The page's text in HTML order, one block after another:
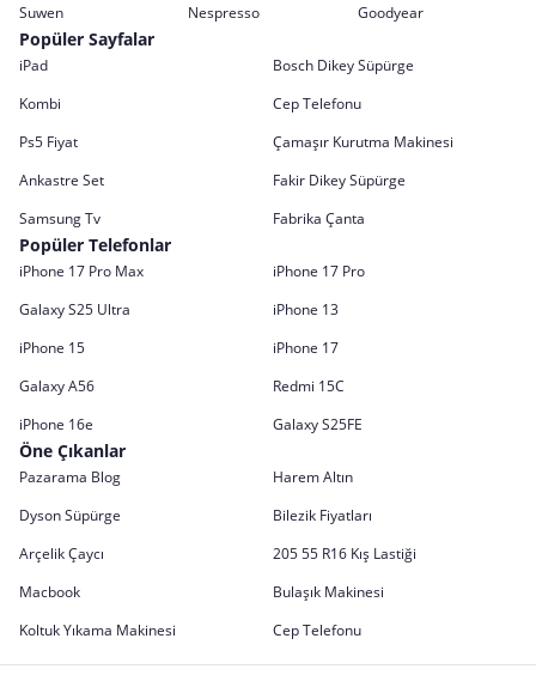
Suwen
Nespresso Goodyear
Popüler Sayfalar
iPad
Bosch Dikey Süpürge
Kombi
Cep Telefonu
Ps5 Fiyat
Çamaşır Kurutma Makinesi
Ankastre Set
Fakir Dikey Süpürge
Samsung Tv
Fabrika Çanta
Popüler Telefonlar
iPhone 17 Pro Max
iPhone 17 Pro
Galaxy S25 Ultra
iPhone 13
iPhone 15
iPhone 17
Galaxy A56
Redmi 15C
iPhone 16e
Galaxy S25FE
Öne Çıkanlar
Pazarama Blog
Harem Altın
Dyson Süpürge
Bilezik Fiyatları
Arçelik Çaycı
205 55 R16 Kış Lastiği
Macbook
Bulaşık Makinesi
Koltuk Yıkama Makinesi
Cep Telefonu